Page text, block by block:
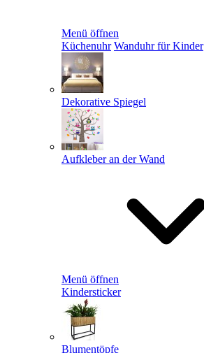
Menü öffnen
Küchenuhr Wanduhr für Kinder
Dekorative Spiegel
Aufkleber an der Wand
Menü öffnen
Kindersticker
Blumentöpfe